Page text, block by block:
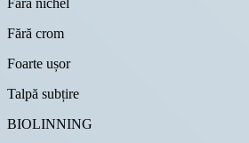
Fără nichel
Fără crom
Foarte ușor
Talpă subțire
BIOLINNING